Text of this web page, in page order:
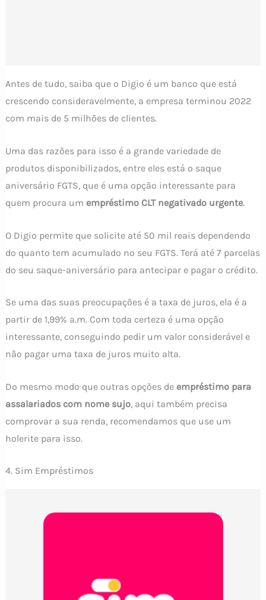
Antes de tudo, saiba que o Digio é um banco que está
crescendo consideravelmente, a empresa terminou 2022
com mais de 5 milhões de clientes.
Uma das razões para isso é a grande variedade de
produtos disponibilizados, entre eles está o saque
aniversário FGTS, que é uma opção interessante para
quem procura um empréstimo CLT negativado urgente.
O Digio permite que solicite até 50 mil reais dependendo
do quanto tem acumulado no seu FGTS. Terá até 7 parcelas
do seu saque-aniversário para antecipar e pagar o crédito.
Se uma das suas preocupações é a taxa de juros, ela é a
partir de 1,99% a.m. Com toda certeza é uma opção
interessante, conseguindo pedir um valor considerável e
não pagar uma taxa de juros muito alta.
Do mesmo modo que outras opções de empréstimo para
assalariados com nome sujo, aqui também precisa
comprovar a sua renda, recomendamos que use um
holerite para isso.
4. Sim Empréstimos